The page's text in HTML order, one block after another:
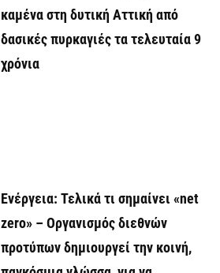
καμένα στη δυτική Αττική από
δασικές πυρκαγιές τα τελευταία 9
χρόνια
Ενέργεια: Τελικά τι σημαίνει «net
zero» – Οργανισμός διεθνών
προτύπων δημιουργεί την κοινή,